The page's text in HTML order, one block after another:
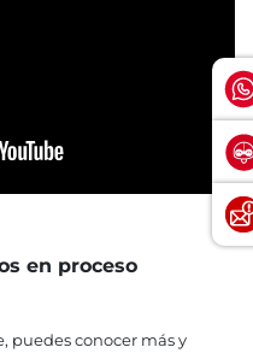
en proceso
puedes conocer más y